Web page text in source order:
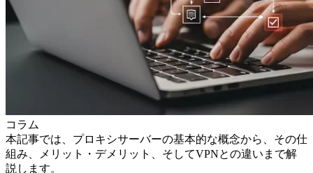
コラム
本記事では、プロキシサーバーの基本的な概念から、その仕
組み、メリット・デメリット、そしてVPNとの違いまで解
説します。